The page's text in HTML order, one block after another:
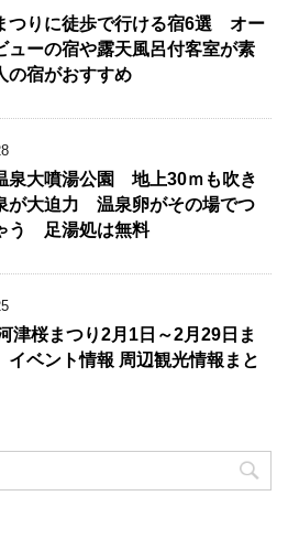
つりに徒歩で行ける宿6選 オー
ューの宿や露天風呂付客室が素
の宿がおすすめ
泉大噴湯公園 地上30ｍも吹き
が大迫力 温泉卵がその場でつ
う 足湯処は無料
津桜まつり2月1日～2月29日ま
ベント情報 周辺観光情報まと